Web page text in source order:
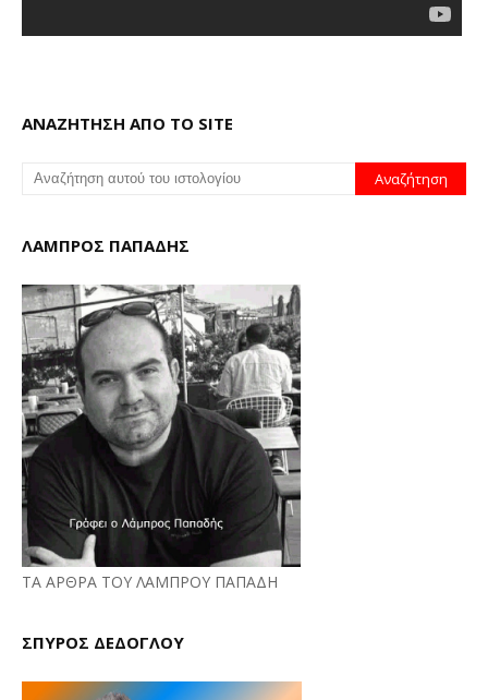
ΑΝΑΖΗΤΗΣΗ ΑΠΟ ΤΟ SITE
ΛΑΜΠΡΟΣ ΠΑΠΑΔΗΣ
ΤΑ ΑΡΘΡΑ ΤΟΥ ΛΑΜΠΡΟΥ ΠΑΠΑΔΗ
ΣΠΥΡΟΣ ΔΕΔΟΓΛΟΥ